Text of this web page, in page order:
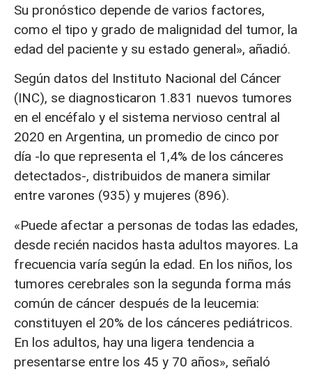
Su pronóstico depende de varios factores,
como el tipo y grado de malignidad del tumor, la
edad del paciente y su estado general», añadió.
Según datos del Instituto Nacional del Cáncer
(INC), se diagnosticaron 1.831 nuevos tumores
en el encéfalo y el sistema nervioso central al
2020 en Argentina, un promedio de cinco por
día -lo que representa el 1,4% de los cánceres
detectados-, distribuidos de manera similar
entre varones (935) y mujeres (896).
«Puede afectar a personas de todas las edades,
desde recién nacidos hasta adultos mayores. La
frecuencia varía según la edad. En los niños, los
tumores cerebrales son la segunda forma más
común de cáncer después de la leucemia:
constituyen el 20% de los cánceres pediátricos.
En los adultos, hay una ligera tendencia a
presentarse entre los 45 y 70 años», señaló